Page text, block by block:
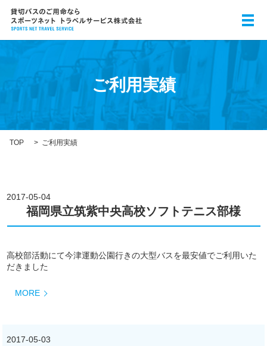
メ
ご利用実績
TOP ご利用実績
2017-05-04
福岡県立筑紫中央高校ソフトテニス部様
高校部活動にて今津運動公園行きの大型バスを最安値でご利用いた
だきました
MORE
2017-05-03